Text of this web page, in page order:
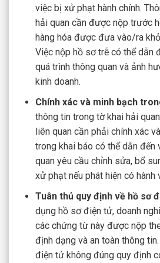
việc bị xử phạt hành chính.
hải quan cần được nộp trước
hàng hóa được đưa vào/ra
Việc nộp hồ sơ trễ có thể dẫn
quá trình thông quan và ảnh
kinh doanh.
Chính xác và minh bạch
thông tin trong tờ khai hải
liên quan cần phải chính xác
trong khai báo có thể dẫn đến
quan yêu cầu chỉnh sửa, bổ
xử phạt nếu phát hiện có hành
Tuân thủ quy định về hồ sơ
dụng hồ sơ điện tử, doanh
các chứng từ này được nộp
định dạng và an toàn thông
điện tử không đúng quy định